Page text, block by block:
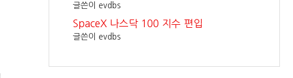
글쓴이 evdbs
SpaceX 나스닥 100 지수 편입
글쓴이 evdbs